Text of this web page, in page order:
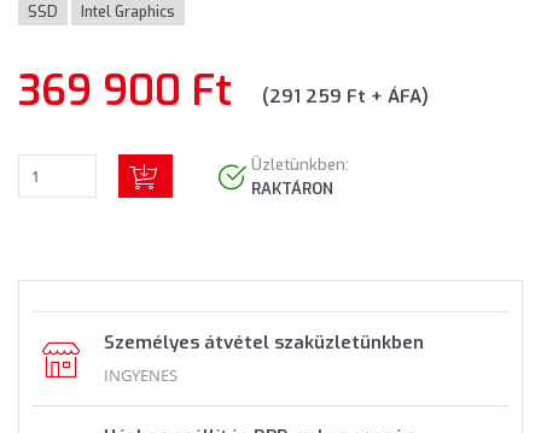
SSD
Intel Graphics
369 900 Ft (291 259 Ft + ÁFA)
Üzletünkben:
RAKTÁRON
Személyes átvétel szaküzletünkben
INGYENES